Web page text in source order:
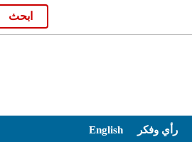
رأي وفكر English